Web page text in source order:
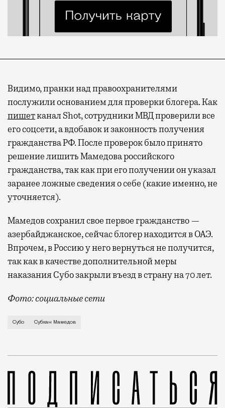
Видимо, пранки над правоохранителями
послужили основанием для проверки блогера. Как
пишетканал Shot, сотрудники МВД проверили все
его соцсети, а вдобавок и законность получения
гражданства РФ. После проверок было принято
решение лишить Мамедова российского
гражданства, так как при его получении он указал
заранее ложные сведения о себе (какие именно, не
уточняется).
Мамедов сохранил свое первое гражданство —
азербайджанское, сейчас блогер находится в ОАЭ.
Впрочем, в Россию у него вернуться не получится,
так как в качестве дополнительной меры
наказания Субо закрыли въезд в страну на 70 лет.
Фото: социальные сети
Настоящее имя блогера — Субхан Мамедов. Он
Субо Субхан Мамедов